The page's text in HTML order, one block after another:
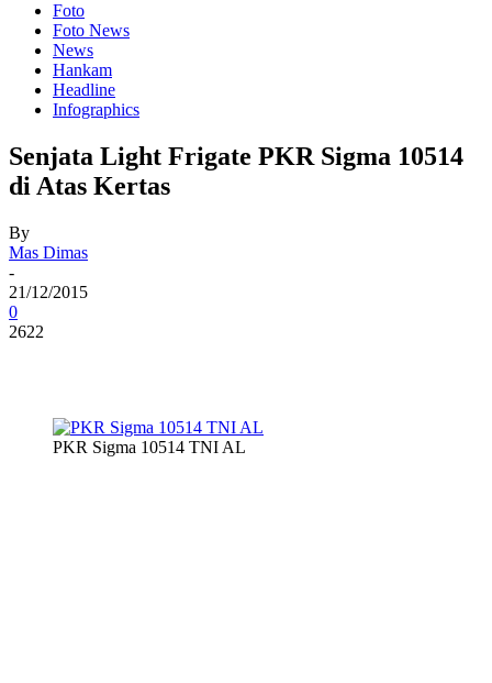
Foto
Foto News
News
Hankam
Headline
Infographics
Senjata Light Frigate PKR Sigma 10514
di Atas Kertas
By
Mas Dimas
-
21/12/2015
0
2622
PKR Sigma 10514 TNI AL